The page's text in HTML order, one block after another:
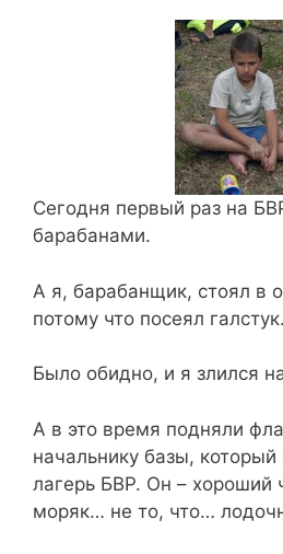
Сегодня первый раз на
барабанами.
А я, барабанщик, стоял в
потому что посеял галстук.
Было обидно, и я злился
А в это время подняли
начальнику базы,
лагерь БВР. Он – хороший
моряк… не то, что…